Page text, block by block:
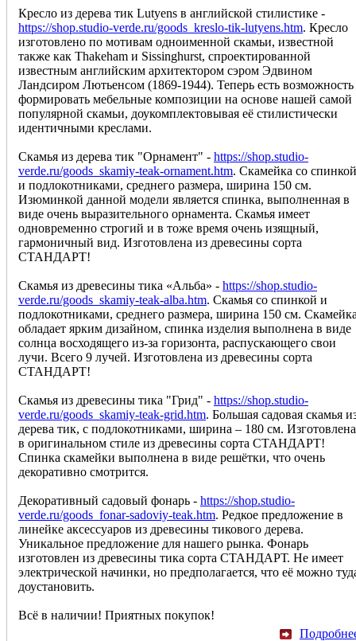
Кресло из дерева тик Lutyens в английской стилистике -
https://shop.studio-verde.ru/goods_kreslo-tik-lutyens.htm. Кресло
изготовлено по мотивам одноименной скамьи, известной
также как Thakeham и Sissinghurst, спроектированной
известным английским архитектором сэром Эдвином
Ландсиром Лютьенсом (1869-1944). Теперь есть возможность
формировать мебельные композиции на основе нашей самой
популярной скамьи, доукомплектовывая её стилистически
идентичными креслами.
Скамья из дерева тик "Орнамент" - https://shop.studio-
verde.ru/goods_skamiy-teak-ornament.htm. Скамейка со спинкой
и подлокотниками, среднего размера, ширина 150 см.
Изюминкой данной модели является спинка, выполненная в
виде очень выразительного орнамента. Скамья имеет
одновременно строгий и в тоже время очень изящный,
гармоничный вид. Изготовлена из древесины сорта
СТАНДАРТ!
Скамья из древесины тика «Альба» - https://shop.studio-
verde.ru/goods_skamiy-teak-alba.htm. Скамья со спинкой и
подлокотниками, среднего размера, ширина 150 см.
обладает ярким дизайном, спинка изделия выполнена в виде
солнца восходящего из-за горизонта, распускающего свои
лучи. Всего 9 лучей. Изготовлена из древесины сорта
СТАНДАРТ!
Скамья из древесины тика "Грид" - https://shop.studio-
verde.ru/goods_skamiy-teak-grid.htm. Большая садовая скамья
дерева тик, с подлокотниками, ширина – 180 см. Изготовлена
в оригинальном стиле из древесины сорта СТАНДАРТ!
Спинка скамейки выполнена в виде решётки, что очень
декоративно смотрится.
Декоративный садовый фонарь - https://shop.studio-
verde.ru/goods_fonar-sadoviy-teak.htm. Редкое предложение в
линейке аксессуаров из древесины тикового дерева.
Уникальное предложение для нашего рынка. Фонарь
изготовлен из древесины тика сорта СТАНДАРТ. Не имеет
электрической начинки, но предполагается, что её можно
доустановить.
Всё в наличии! Приятных покупок!